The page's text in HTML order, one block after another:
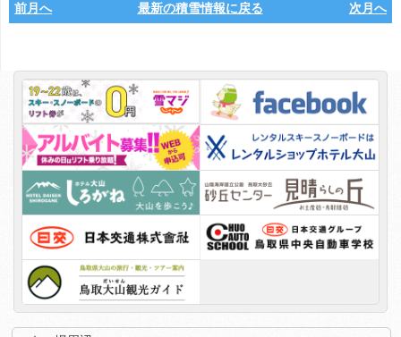
前月へ 最新の積雪情報に戻る 次月へ